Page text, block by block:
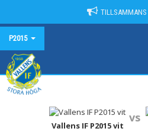
TILLSAMMANS
P2015
HEM
Vallens IF P2015 vit
vs